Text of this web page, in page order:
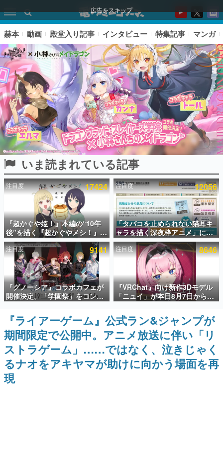
広告をスキップ
ピックアップ
電ファミのいま読まれている記事ランキング
アプリセール情報
インタビュー
連載・特集一覧
殿堂入り記事
SNS拡散数が数千以上！ ページビュー数万以上！ などな
ど。多くの人々に読まれた、電ファミ渾身の“殿堂入り”記
事をまとめました。
ゲームの企画書
名作ゲームクリエイターの方々に製作時のエピソードをお
聞きし、ヒットする企画（ゲーム）とは何か？を探ってい
きます。
赫本
この物語を解いてはいけない。『赫本』は、〈試験問題〉
赫本 動画 殿堂入り記事 インタビュー 特集記事 マンガ
いま読まれている記事
注目度 17424
『超かぐや姫！』本編の“10年
後”を描く『超かぐやメシ！』
Web連載決定。新たなWebマン
ガレーベル「ビビビコミック」
にて特別話が掲載スタート、あ
のお話には…まだ続きがある！
注目度 12056
「タバコを止められない猫耳キ
ャラを描く深夜枠アニメ」に視
聴者の一部から批判意見。違法
薬物の使用と思しき描写も含め
て、BPOが議論を交わす
注目度 9141
『グノーシア』コラボカフェが
開催決定。「学園祭」をコンセ
プトに、模擬店やセツやSQ、ラ
キオたちが学祭バンドを楽しむ
様子を切り取った新グッズが展
開
注目度 8646
『VRChat』向け新作3Dモデル
「ニュイ」が本日8月7日から
BOOTHにて発売。瞳に光る星
や感情豊かな表情が、小悪魔か
わいい
『ライアーゲーム』公式ラン&ジャンプが
期間限定で公開中。アニメ放送に伴い「リ
ストラゲーム」……ではなく、泣きじゃく
るナオをアキヤマが助けに向かう場面を再
現